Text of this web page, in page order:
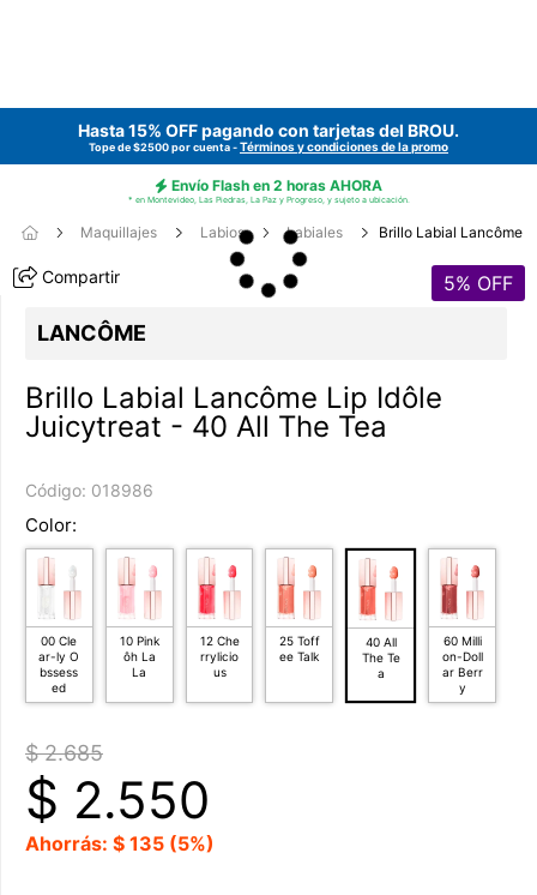
Hasta 15% OFF pagando con tarjetas del BROU.
Tope de $2500 por cuenta -Términos y condiciones de la promo
Envío Flash en 2 horas AHORA
* en Montevideo, Las Piedras, La Paz y Progreso, y sujeto a ubicación.
Maquillajes Labios Labiales Brillo Labial Lancôme
Compartir 5% OFF
LANCÔME
Brillo Labial Lancôme Lip Idôle
Juicytreat - 40 All The Tea
Código: 018986
Color:
00 Cle
ar-ly O
bssess
ed
10 Pink
ôh La
La
12 Che
rrylicio
us
25 Toff
ee Talk
40 All
The Te
a
60 Milli
on-Doll
ar Berr
y
$ 2.685
$ 2.550
Ahorrás: $ 135 (5%)